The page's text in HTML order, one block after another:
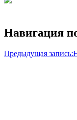
Навигация
Предыдущая запись: